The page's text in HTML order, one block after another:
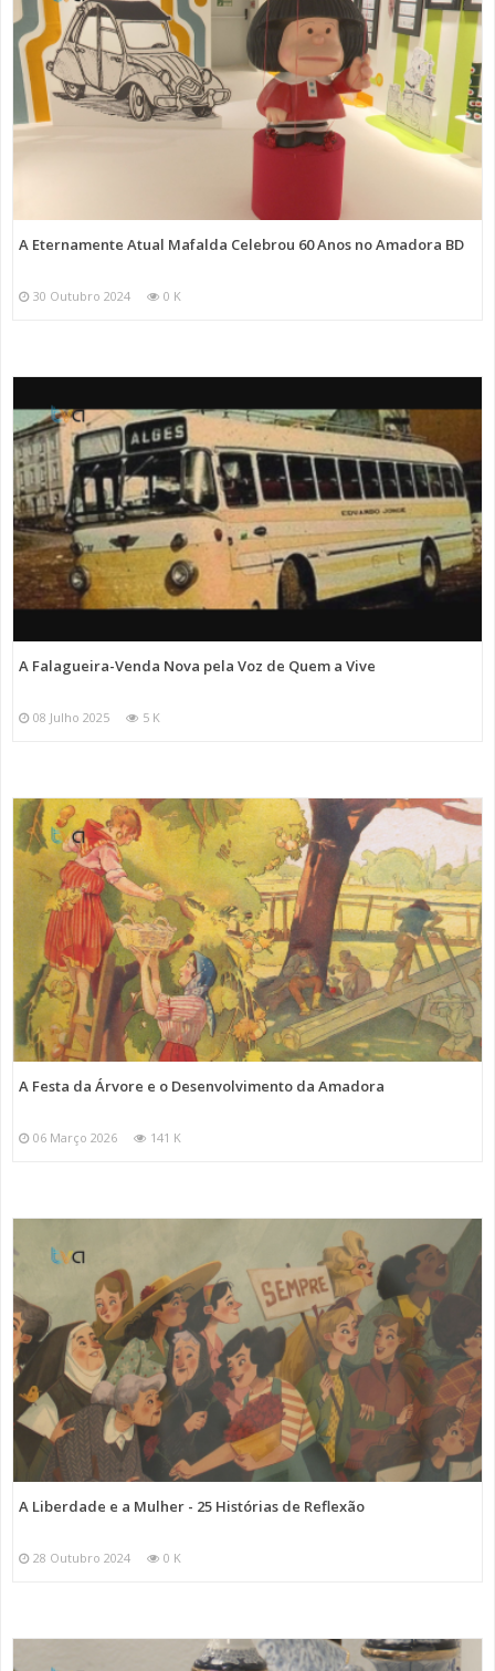
A Eternamente Atual Mafalda Celebrou 60 Anos no Amadora BD
30 Outubro 2024 0 K
A Falagueira-Venda Nova pela Voz de Quem a Vive
08 Julho 2025 5 K
A Festa da Árvore e o Desenvolvimento da Amadora
06 Março 2026 141 K
A Liberdade e a Mulher - 25 Histórias de Reflexão
28 Outubro 2024 0 K